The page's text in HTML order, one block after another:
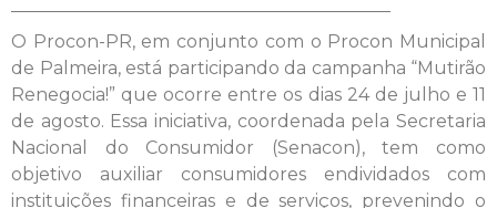
O Procon-PR, em conjunto com o Procon Municipal
de Palmeira, está participando da campanha “Mutirão
Renegocia!” que ocorre entre os dias 24 de julho e 11
de agosto. Essa iniciativa, coordenada pela Secretaria
Nacional do Consumidor (Senacon), tem como
objetivo auxiliar consumidores endividados com
instituições financeiras e de serviços, prevenindo o